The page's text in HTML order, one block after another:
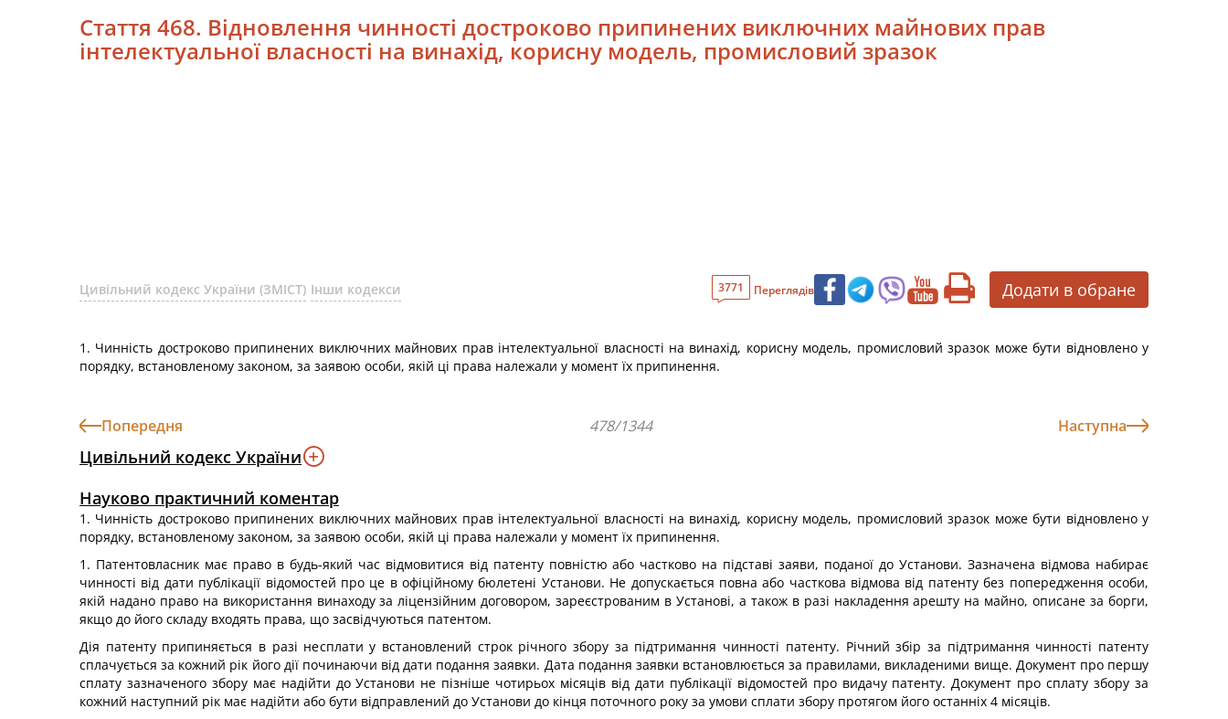
Стаття 468. Відновлення чинності достроково припинених виключних майнових прав
інтелектуальної власності на винахід, корисну модель, промисловий зразок
Цивільний кодекс України (ЗМІСТ) Інши кодекси 3771 Переглядів Додати в обране
1. Чинність достроково припинених виключних майнових прав інтелектуальної власності на винахід, корисну модель, промисловий зразок може бути відновлено у
порядку, встановленому законом, за заявою особи, якій ці права належали у момент їх припинення.
Попередня 478/1344 Наступна
Цивільний кодекс України
Науково практичний коментар
1. Чинність достроково припинених виключних майнових прав інтелектуальної власності на винахід, корисну модель, промисловий зразок може бути відновлено у
порядку, встановленому законом, за заявою особи, якій ці права належали у момент їх припинення.
1. Патентовласник має право в будь-який час відмовитися від патенту повністю або частково на підставі заяви, поданої до Установи. Зазначена відмова набирає
чинності від дати публікації відомостей про це в офіційному бюлетені Установи. Не допускається повна або часткова відмова від патенту без попередження особи,
якій надано право на використання винаходу за ліцензійним договором, зареєстрованим в Установі, а також в разі накладення арешту на майно, описане за борги,
якщо до його складу входять права, що засвідчуються патентом.
Дія патенту припиняється в разі несплати у встановлений строк річного збору за підтримання чинності патенту. Річний збір за підтримання чинності патенту
сплачується за кожний рік його дії починаючи від дати подання заявки. Дата подання заявки встановлюється за правилами, викладеними вище. Документ про першу
сплату зазначеного збору має надійти до Установи не пізніше чотирьох місяців від дати публікації відомостей про видачу патенту. Документ про сплату збору за
кожний наступний рік має надійти або бути відправлений до Установи до кінця поточного року за умови сплати збору протягом його останніх 4 місяців.